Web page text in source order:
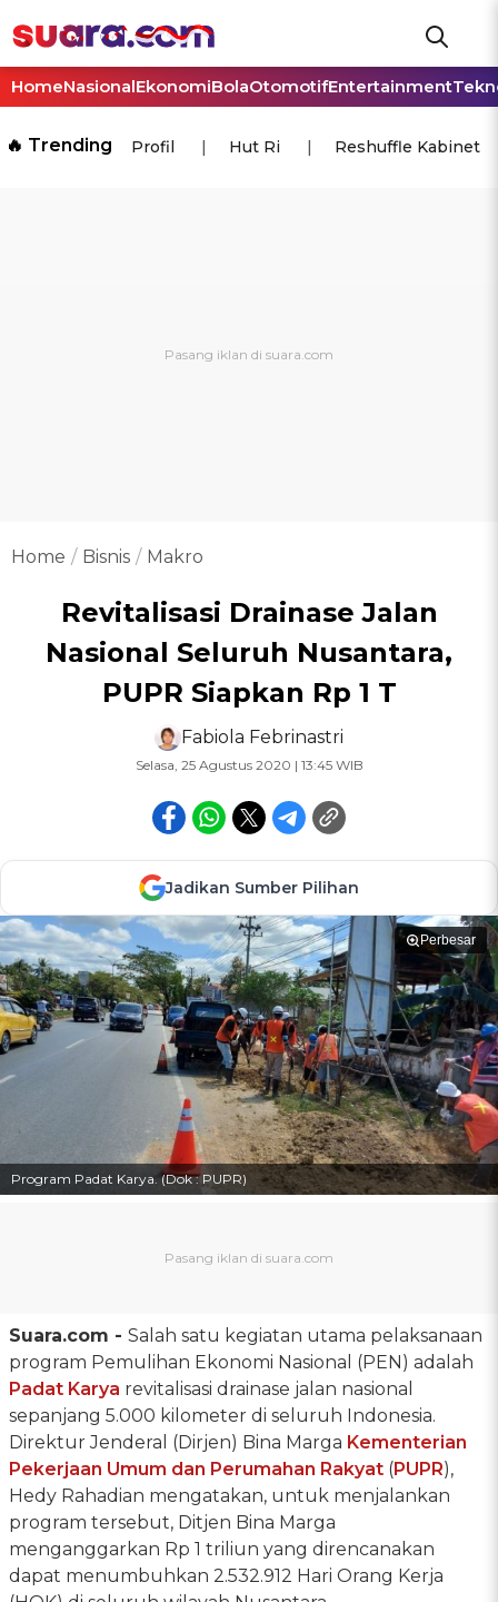
HomeNasionalEkonomiBolaOtomotifEntertainment
🔥 Trending Profil Hut Ri Reshuffle Kabinet
Home Bisnis Makro
Revitalisasi Drainase Jalan
Nasional Seluruh Nusantara,
PUPR Siapkan Rp 1 T
Fabiola Febrinastri
Selasa, 25 Agustus 2020 | 13:45 WIB
Jadikan Sumber Pilihan
Perbesar
Program Padat Karya. (Dok : PUPR)
Suara.com - Salah satu kegiatan utama pelaksanaan
program Pemulihan Ekonomi Nasional (PEN) adalah
Padat Karya revitalisasi drainase jalan nasional
sepanjang 5.000 kilometer di seluruh Indonesia.
Direktur Jenderal (Dirjen) Bina Marga Kementerian
Pekerjaan Umum dan Perumahan Rakyat (PUPR),
Hedy Rahadian mengatakan, untuk menjalankan
program tersebut, Ditjen Bina Marga
menganggarkan Rp 1 triliun yang direncanakan
dapat menumbuhkan 2.532.912 Hari Orang Kerja